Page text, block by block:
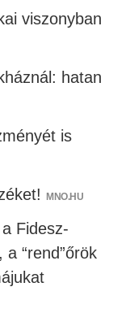
viszonyban
hatan
is
MNO.HU
Fidesz-
“rend”őrök